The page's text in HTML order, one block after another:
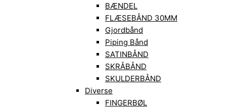
BÆNDEL
FLÆSEBÅND 30MM
Gjordbånd
Piping Bånd
SATINBÅND
SKRÅBÅND
SKULDERBÅND
Diverse
FINGERBØL